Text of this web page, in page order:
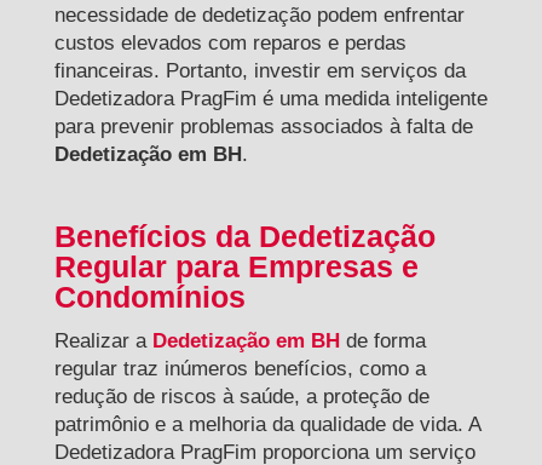
necessidade de dedetização podem enfrentar
custos elevados com reparos e perdas
financeiras. Portanto, investir em serviços da
Dedetizadora PragFim é uma medida inteligente
para prevenir problemas associados à falta de
Dedetização em BH.
Benefícios da Dedetização
Regular para Empresas e
Condomínios
Realizar a Dedetização em BHde forma
regular traz inúmeros benefícios, como a
redução de riscos à saúde, a proteção de
patrimônio e a melhoria da qualidade de vida. A
Dedetizadora PragFim proporciona um serviço